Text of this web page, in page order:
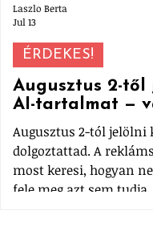
Augusztus 2-től
AI-tartalmat —
Augusztus 2-tól jelölni
dolgoztattad. A
most keresi, hogyan
fele meg azt sem
ÉRDEKES!
Laszlo Berta
Jul 13